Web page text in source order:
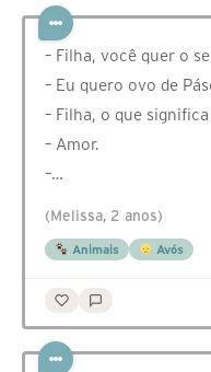
– Filha, você quer o
– Eu quero ovo de
– Filha, o que
– Amor.
–…
(Melissa, 2 anos)
Animais Avós